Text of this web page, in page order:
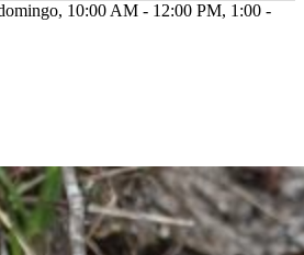
10:00 AM - 12:00 PM, 1:00 -